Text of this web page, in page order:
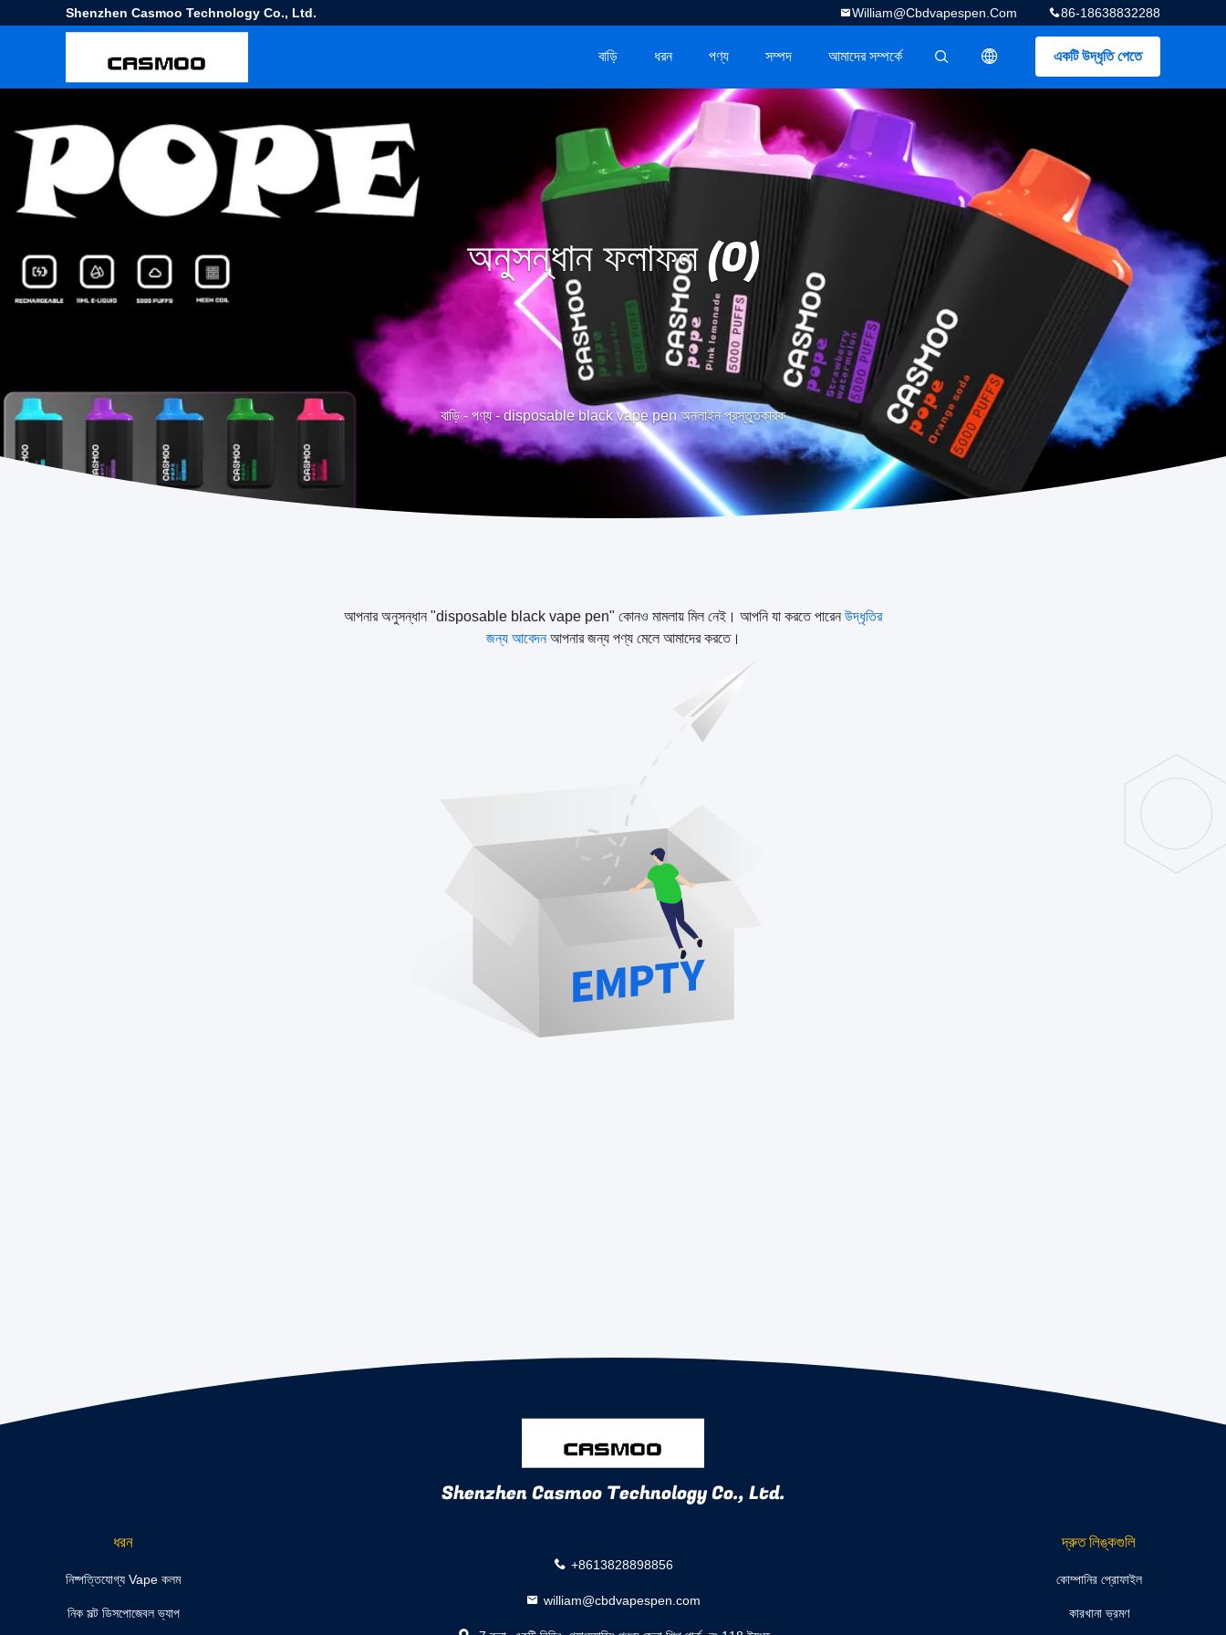
Shenzhen Casmoo Technology Co., Ltd. 86-18638832288
William@cbdvapespen.com
একটি উদ্ধৃতি পেতে
বাড়ি ধরন পণ্য সম্পদ আমাদের সম্পর্কে
অনুসন্ধান ফলাফল (0)
বাড়ি - পণ্য-disposable black vape pen অনলাইন প্রস্তুতকারক
আপনার অনুসন্ধান "disposable black vape pen" কোনও মামলায় মিল নেই। আপনি যা করতে পারেন উদ্ধৃতির
জন্য আবেদনআপনার জন্য পণ্য মেলে আমাদের করতে।
Shenzhen Casmoo Technology Co., Ltd.
ধরন
নিষ্পত্তিযোগ্য Vape কলম
নিক সল্ট ডিসপোজেবল ভ্যাপ
+8613828898856
william@cbdvapespen.com
দ্রুত লিঙ্কগুলি
কোম্পানির প্রোফাইল
কারখানা ভ্রমণ